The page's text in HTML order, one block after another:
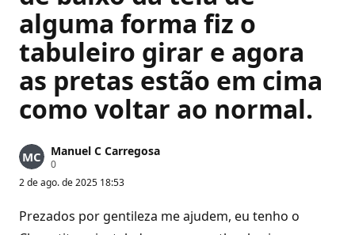
alguma forma fiz o
tabuleiro girar e agora
as pretas estão em cima
como voltar ao normal.
Manuel C Carregosa
0P
n
o
s
2 de ago. de 2025 18:53
Prezados por gentileza me ajudem, eu tenho o